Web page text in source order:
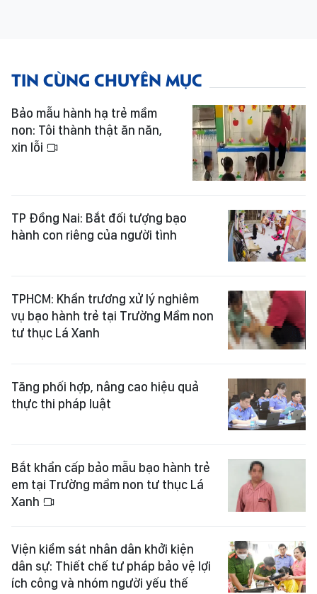
TIN CÙNG CHUYÊN MỤC
Bảo mẫu hành hạ trẻ mầm
non: Tôi thành thật ăn năn,
xin lỗi
TP Đồng Nai: Bắt đối tượng bạo
hành con riêng của người tình
TPHCM: Khẩn trương xử lý nghiêm
vụ bạo hành trẻ tại Trường Mầm non
tư thục Lá Xanh
Tăng phối hợp, nâng cao hiệu quả
thực thi pháp luật
Bắt khẩn cấp bảo mẫu bạo hành trẻ
em tại Trường mầm non tư thục Lá
Xanh
Viện kiểm sát nhân dân khởi kiện
dân sự: Thiết chế tư pháp bảo vệ lợi
ích công và nhóm người yếu thế